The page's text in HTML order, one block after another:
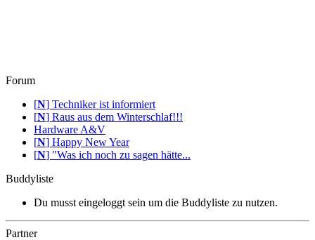
Forum
[N] Techniker ist informiert
[N] Raus aus dem Winterschlaf!!!
Hardware A&V
[N] Happy New Year
[N] "Was ich noch zu sagen hätte...
Buddyliste
Du musst eingeloggt sein um die Buddyliste zu nutzen.
Partner